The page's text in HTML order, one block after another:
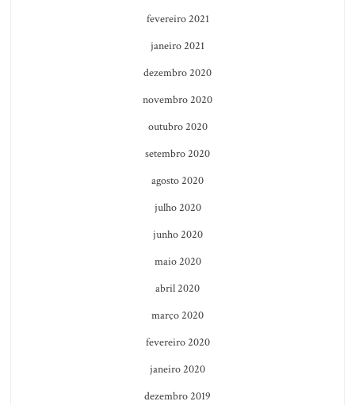
fevereiro 2021
janeiro 2021
dezembro 2020
novembro 2020
outubro 2020
setembro 2020
agosto 2020
julho 2020
junho 2020
maio 2020
abril 2020
março 2020
fevereiro 2020
janeiro 2020
dezembro 2019